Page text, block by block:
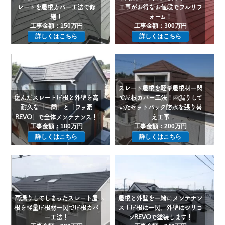
レートを屋根カバー工法で修
繕！
工事金額：150万円
詳しくはこちら
工事がお得なお値段でフルリフ
ォーム！
工事金額：300万円
詳しくはこちら
傷んだスレート屋根と外壁を高
耐久な「一閃」と「フッ素
REVO」で全体メンテナンス！
工事金額：180万円
詳しくはこちら
スレート屋根を軽量屋根材一閃
で屋根カバー工法！雨漏りして
いたセットバック防水を張り替
え工事
工事金額：200万円
詳しくはこちら
雨漏りしてしまったスレート屋
根を軽量屋根材一閃で屋根カバ
ー工法！
屋根と外壁を一緒にメンテナン
ス！屋根は一閃、外壁はシリコ
ンREVOで塗装します！